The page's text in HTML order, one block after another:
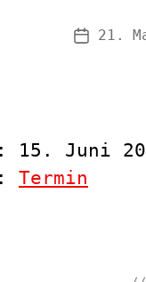
21.
15. Juni
Termin